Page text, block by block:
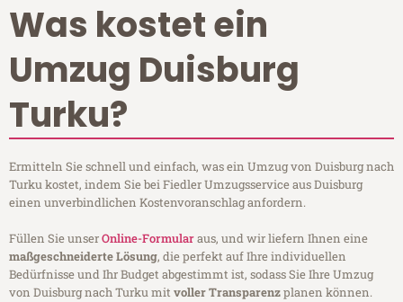
Was kostet ein
Umzug Duisburg
Turku?
Ermitteln Sie schnell und einfach, was ein Umzug von Duisburg nach
Turku kostet, indem Sie bei Fiedler Umzugsservice aus Duisburg
einen unverbindlichen Kostenvoranschlag anfordern.
Füllen Sie unserOnline-Formularaus, und wir liefern Ihnen eine
maßgeschneiderte Lösung, die perfekt auf Ihre individuellen
Bedürfnisse und Ihr Budget abgestimmt ist, sodass Sie Ihre Umzug
von Duisburg nach Turku mitvoller Transparenzplanen können.